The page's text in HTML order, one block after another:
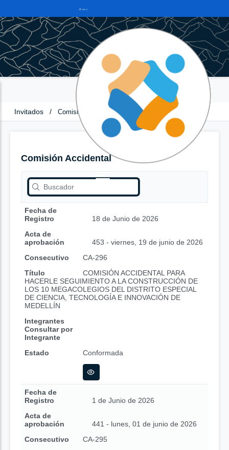
Invitados / Comisión Accidental
Comisión Accidental
Fecha de
Registro
18 de Junio de 2026
Acta de
aprobación
453 - viernes, 19 de junio de 2026
Consecutivo
CA-296
Título
COMISIÓN ACCIDENTAL PARA
HACERLE SEGUIMIENTO A LA CONSTRUCCIÓN DE
LOS 10 MEGACOLEGIOS DEL DISTRITO ESPECIAL
DE CIENCIA, TECNOLOGÍA E INNOVACIÓN DE
MEDELLÍN
Integrantes
Consultar por
Integrante
Estado
Conformada
Fecha de
Registro
1 de Junio de 2026
Acta de
aprobación
441 - lunes, 01 de junio de 2026
Consecutivo
CA-295